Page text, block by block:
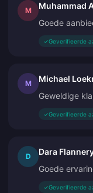
M Muhammad
Goede
✓Geverifieerde
M Michael
Geweldige
✓Geverifieerde
D Dara
Goede
✓Geverifieerde